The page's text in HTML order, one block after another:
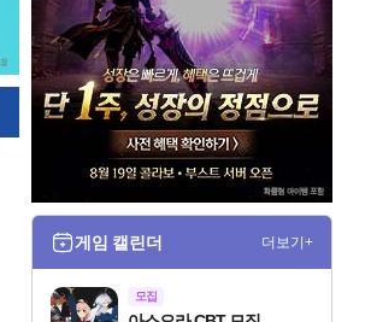
게임 캘린더 더보기+
모집